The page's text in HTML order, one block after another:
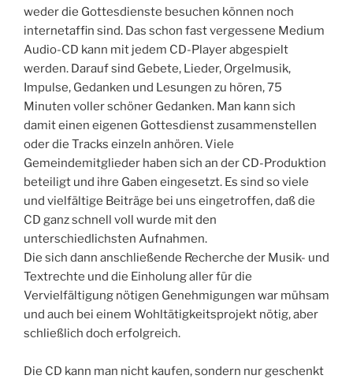
weder die Gottesdienste besuchen können noch
internetaffin sind. Das schon fast vergessene Medium
Audio-CD kann mit jedem CD-Player abgespielt
werden. Darauf sind Gebete, Lieder, Orgelmusik,
Impulse, Gedanken und Lesungen zu hören, 75
Minuten voller schöner Gedanken. Man kann sich
damit einen eigenen Gottesdienst zusammenstellen
oder die Tracks einzeln anhören. Viele
Gemeindemitglieder haben sich an der CD-Produktion
beteiligt und ihre Gaben eingesetzt. Es sind so viele
und vielfältige Beiträge bei uns eingetroffen, daß die
CD ganz schnell voll wurde mit den
unterschiedlichsten Aufnahmen.
Die sich dann anschließende Recherche der Musik- und
Textrechte und die Einholung aller für die
Vervielfältigung nötigen Genehmigungen war mühsam
und auch bei einem Wohltätigkeitsprojekt nötig, aber
schließlich doch erfolgreich.
Die CD kann man nicht kaufen, sondern nur geschenkt